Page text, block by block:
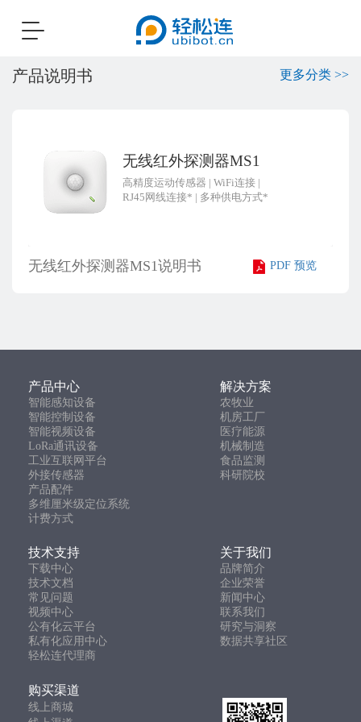
Toggle
产品说明书 更多分类 >>
无线红外探测器MS1
高精度运动传感器 | WiFi连接 |
RJ45网线连接* | 多种供电方式*
无线红外探测器MS1说明书 PDF 预览
产品中心 解决方案
智能感知设备
农牧业
智能控制设备
机房工厂
智能视频设备
医疗能源
LoRa通讯设备
机械制造
工业互联网平台
食品监测
外接传感器
科研院校
产品配件
多维厘米级定位系统
计费方式
技术支持 关于我们
下载中心
品牌简介
技术文档
企业荣誉
常见问题
新闻中心
视频中心
联系我们
公有化云平台
研究与洞察
私有化应用中心
数据共享社区
轻松连代理商
购买渠道
线上商城